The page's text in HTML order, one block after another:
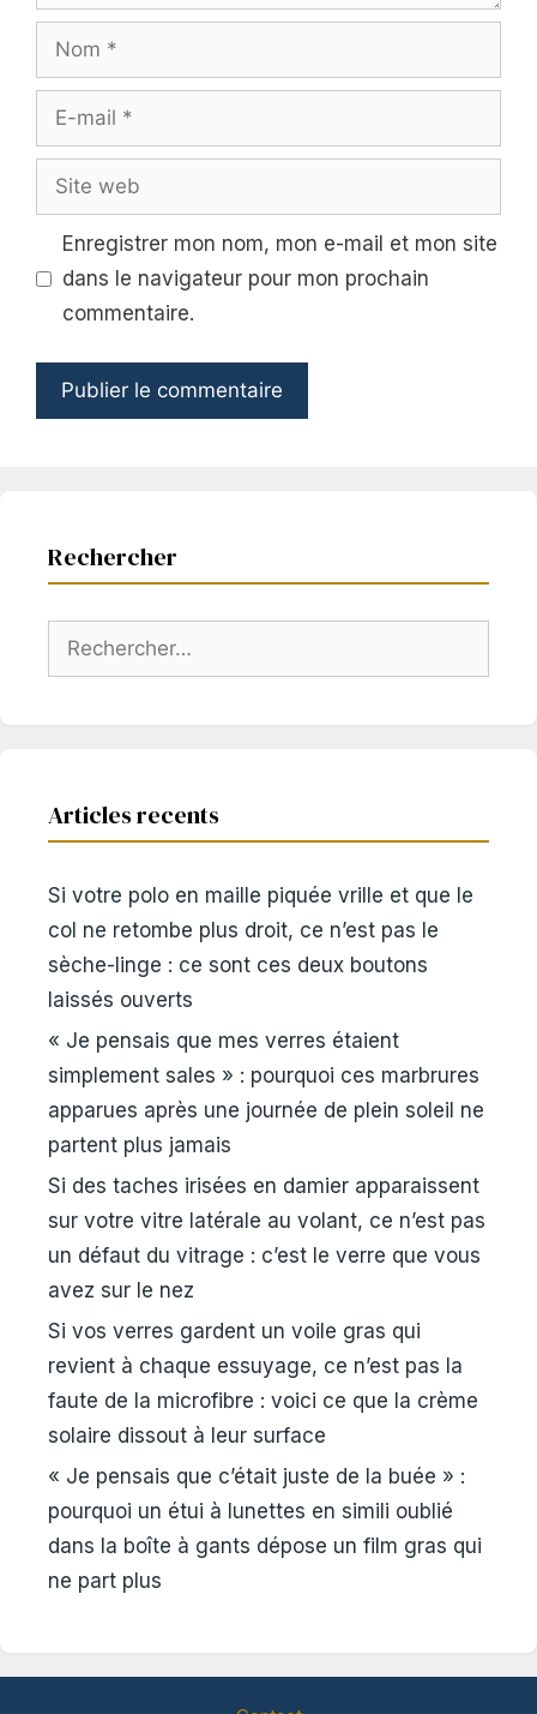
Nom
mail
Site
web
Enregistrer mon nom, mon e-mail et mon site
dans le navigateur pour mon prochain
commentaire.
Rechercher
Rechercher :
Articles recents
Si votre polo en maille piquée vrille et que le
col ne retombe plus droit, ce n’est pas le
sèche-linge : ce sont ces deux boutons
laissés ouverts
« Je pensais que mes verres étaient
simplement sales » : pourquoi ces marbrures
apparues après une journée de plein soleil ne
partent plus jamais
Si des taches irisées en damier apparaissent
sur votre vitre latérale au volant, ce n’est pas
un défaut du vitrage : c’est le verre que vous
avez sur le nez
Si vos verres gardent un voile gras qui
revient à chaque essuyage, ce n’est pas la
faute de la microfibre : voici ce que la crème
solaire dissout à leur surface
« Je pensais que c’était juste de la buée » :
pourquoi un étui à lunettes en simili oublié
dans la boîte à gants dépose un film gras qui
ne part plus